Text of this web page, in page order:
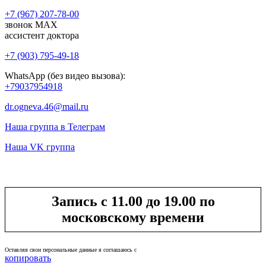
+7 (967) 207-78-00
звонок MAX
ассистент доктора
+7 (903) 795-49-18
WhatsApp (без видео вызова):
+79037954918
dr.ogneva.46@mail.ru
Наша группа в Телеграм
Наша VK группа
Запись с 11.00 до 19.00 по
московскому времени
Оставляя свои персональные данные я соглашаюсь с
копировать